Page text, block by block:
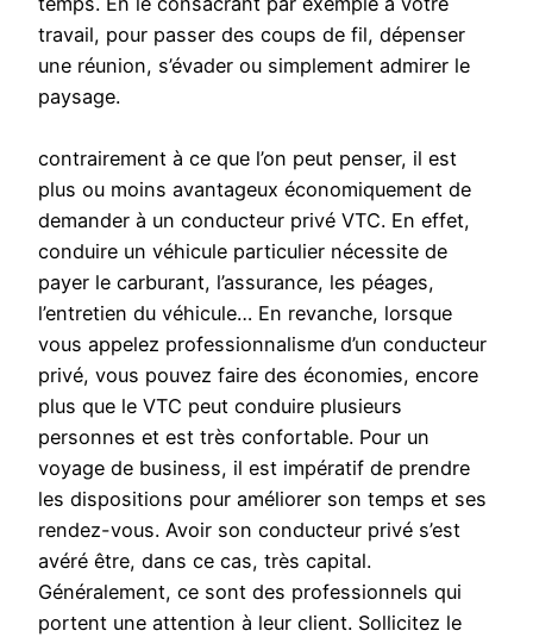
travail, pour passer des coups de fil, dépenser
une réunion, s’évader ou simplement admirer le
paysage.
contrairement à ce que l’on peut penser, il est
plus ou moins avantageux économiquement de
demander à un conducteur privé VTC. En effet,
conduire un véhicule particulier nécessite de
payer le carburant, l’assurance, les péages,
l’entretien du véhicule… En revanche, lorsque
vous appelez professionnalisme d’un conducteur
privé, vous pouvez faire des économies, encore
plus que le VTC peut conduire plusieurs
personnes et est très confortable. Pour un
voyage de business, il est impératif de prendre
les dispositions pour améliorer son temps et ses
rendez-vous. Avoir son conducteur privé s’est
avéré être, dans ce cas, très capital.
Généralement, ce sont des professionnels qui
portent une attention à leur client. Sollicitez le